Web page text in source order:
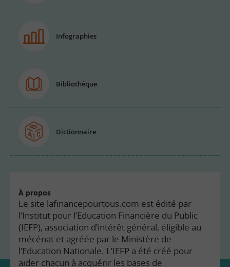
Infographies
Bibliothèque
Dictionnaire
À propos
Le site lafinancepourtous.com est édité par
l’Institut pour l’Education Financière du Public
(IEFP), association d’intérêt général, éligible au
mécénat et agréée par le Ministère de
l’Education Nationale. L’IEFP a été créé pour
aider chacun à acquérir les bases de